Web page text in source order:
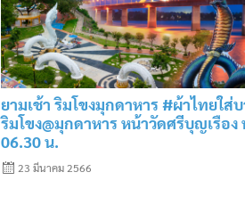
ยามเช้า ริมโขงมุกดาหาร #ผ้าไทยใส่
ริมโขง@มุกดาหาร หน้าวัดศรีบุญเรือง
06.30 น.
23 มีนาคม 2566